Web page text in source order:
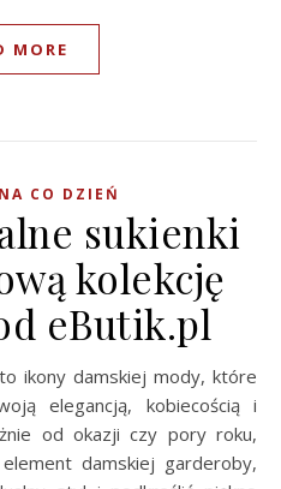
MORE
CO DZIEŃ
sukienki
kolekcję
eButik.pl
to ikony damskiej mody, które
elegancją, kobiecością i
od okazji czy pory roku,
damskiej garderoby,